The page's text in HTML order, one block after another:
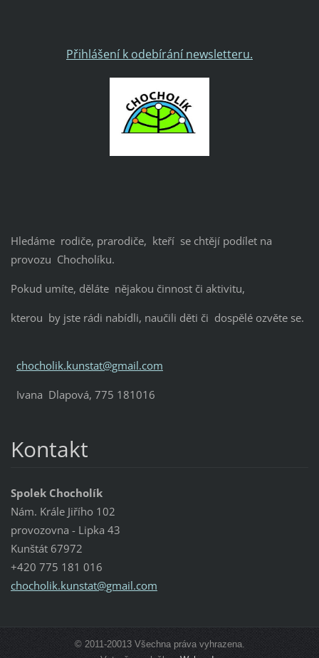
Přihlášení k odebírání newsletteru.
Hledáme rodiče, prarodiče, kteří se chtějí podílet na
provozu Chocholíku.
Pokud umíte, děláte nějakou činnost či aktivitu,
kterou by jste rádi nabídli, naučili děti či dospělé ozvěte se.
chocholik.kunstat@gmail.com
Ivana Dlapová, 775 181016
Kontakt
Spolek Chocholík
Nám. Krále Jiřího 102
provozovna - Lipka 43
Kunštát 67972
+420 775 181 016
chocholik.kunstat@gmail.com
© 2011-20013 Všechna práva vyhrazena.